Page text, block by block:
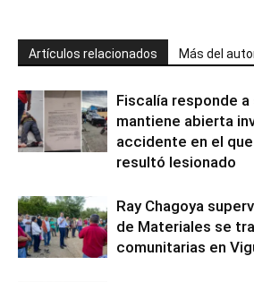
Artículos relacionados Más del
Fiscalía responde
mantiene abierta
accidente en el
resultó lesionado
Ray Chagoya
de Materiales se
comunitarias en